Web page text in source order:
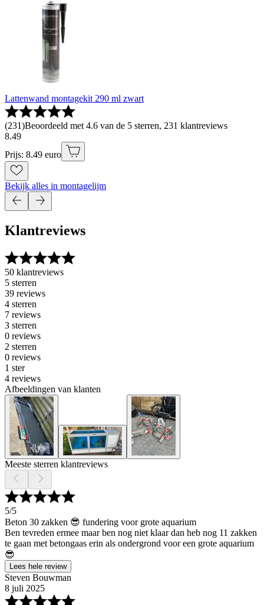
Lattenwand montagekit 290 ml zwart
(231)Beoordeeld met 4.6 van de 5 sterren, 231 klantreviews
8.49
Prijs: 8.49 euro
Bekijk alles in montagelijm
Klantreviews
50 klantreviews
5 sterren
39 reviews
4 sterren
7 reviews
3 sterren
0 reviews
2 sterren
0 reviews
1 ster
4 reviews
Afbeeldingen van klanten
Meeste sterren klantreviews
5/5
Beton 30 zakken 😎 fundering voor grote aquarium
Ben tevreden ermee maar ben nog niet klaar dan heb nog 11 zakken
te gaan met betongaas erin als ondergrond voor een grote aquarium
😎
Lees hele review
Steven Bouwman
8 juli 2025